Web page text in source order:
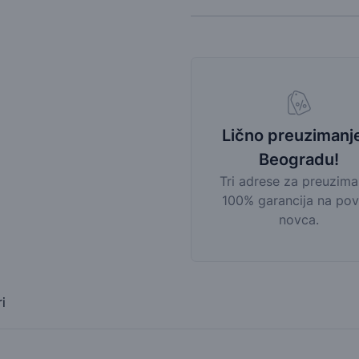
Lično
Beogradu!
Tri adrese za
100% garancija na
novca.